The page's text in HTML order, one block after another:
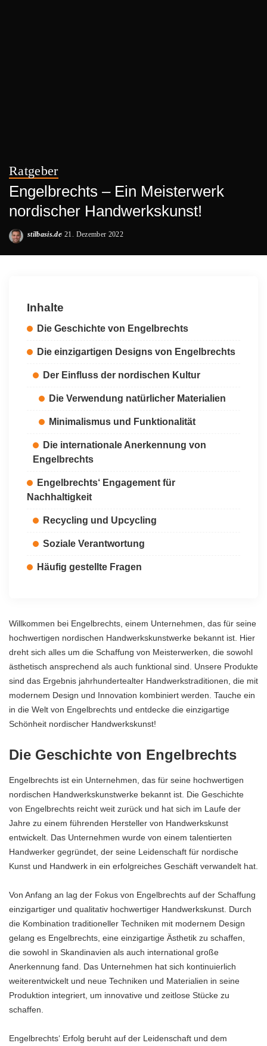
Ratgeber
Engelbrechts – Ein Meisterwerk
nordischer Handwerkskunst!
Posted
stilbasis.de 21. Dezember 2022
Inhalte
Die Geschichte von Engelbrechts
Die einzigartigen Designs von Engelbrechts
Der Einfluss der nordischen Kultur
Die Verwendung natürlicher Materialien
Minimalismus und Funktionalität
Die internationale Anerkennung von
Engelbrechts
Engelbrechts‘ Engagement für
Nachhaltigkeit
Recycling und Upcycling
Soziale Verantwortung
Häufig gestellte Fragen
Willkommen bei Engelbrechts, einem Unternehmen, das für seine
hochwertigen nordischen Handwerkskunstwerke bekannt ist. Hier
dreht sich alles um die Schaffung von Meisterwerken, die sowohl
ästhetisch ansprechend als auch funktional sind. Unsere Produkte
sind das Ergebnis jahrhundertealter Handwerkstraditionen, die mit
modernem Design und Innovation kombiniert werden. Tauche ein
in die Welt von Engelbrechts und entdecke die einzigartige
Schönheit nordischer Handwerkskunst!
Die Geschichte von Engelbrechts
Engelbrechts ist ein Unternehmen, das für seine hochwertigen
nordischen Handwerkskunstwerke bekannt ist. Die Geschichte
von Engelbrechts reicht weit zurück und hat sich im Laufe der
Jahre zu einem führenden Hersteller von Handwerkskunst
entwickelt. Das Unternehmen wurde von einem talentierten
Handwerker gegründet, der seine Leidenschaft für nordische
Kunst und Handwerk in ein erfolgreiches Geschäft verwandelt hat.
Von Anfang an lag der Fokus von Engelbrechts auf der Schaffung
einzigartiger und qualitativ hochwertiger Handwerkskunst. Durch
die Kombination traditioneller Techniken mit modernem Design
gelang es Engelbrechts, eine einzigartige Ästhetik zu schaffen,
die sowohl in Skandinavien als auch international große
Anerkennung fand. Das Unternehmen hat sich kontinuierlich
weiterentwickelt und neue Techniken und Materialien in seine
Produktion integriert, um innovative und zeitlose Stücke zu
schaffen.
Engelbrechts‘ Erfolg beruht auf der Leidenschaft und dem